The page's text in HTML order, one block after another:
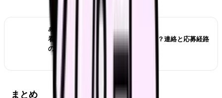
あわせて読みたい
看護師転職サイトは複数登録していい？連絡と応募経路
の管理方法
まとめ